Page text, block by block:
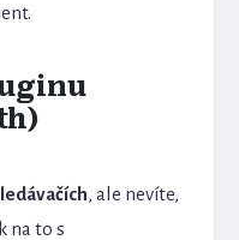
, ale nevíte,
na to s